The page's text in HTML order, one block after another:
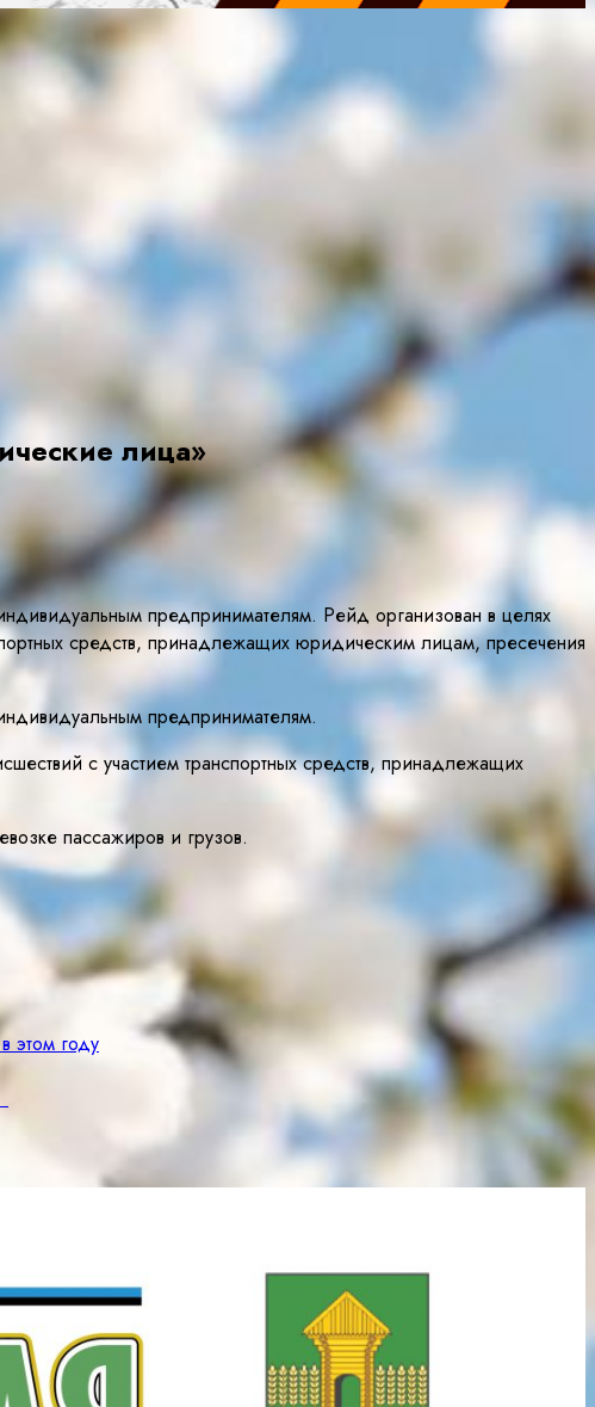
лица»
предпринимателям. Рейд организован в целях
средств, принадлежащих юридическим лицам, пресечения
предпринимателям.
с участием транспортных средств, принадлежащих
пассажиров и грузов.
этом году